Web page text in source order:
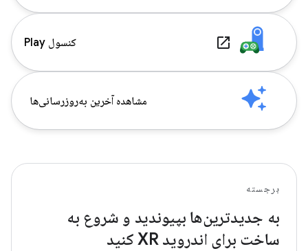
launch کنسول Play
مشاهده آخرین به‌روزرسانی‌ها
برجسته
به جدیدترین‌ها بپیوندید و شروع به
ساخت برای اندروید XR کنید